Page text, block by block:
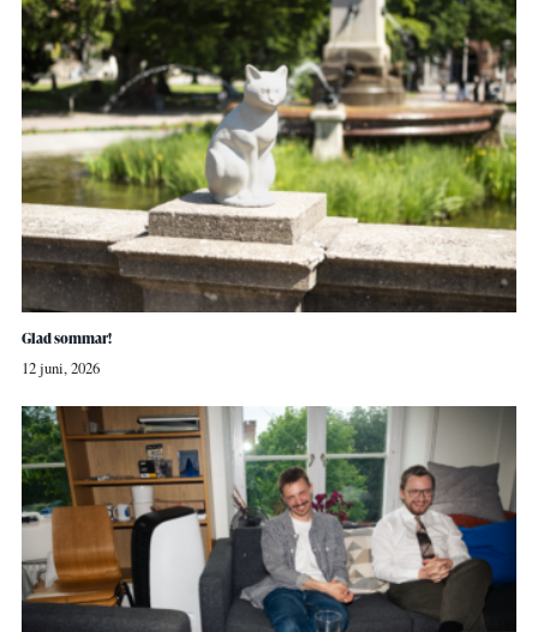
Glad sommar!
12 juni, 2026